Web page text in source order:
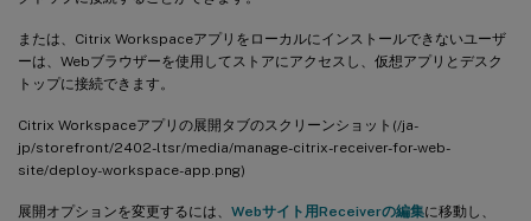
または、Citrix Workspaceアプリをローカルにインストールできないユーザ
ーは、Webブラウザーを使用してストアにアクセスし、仮想アプリとデスク
トップに接続できます。
Citrix Workspaceアプリの展開タブのスクリーンショット(/ja-
jp/storefront/2402-ltsr/media/manage-citrix-receiver-for-web-
site/deploy-workspace-app.png)
展開オプションを変更するには、 Webサイト用Receiverの編集に移動し、